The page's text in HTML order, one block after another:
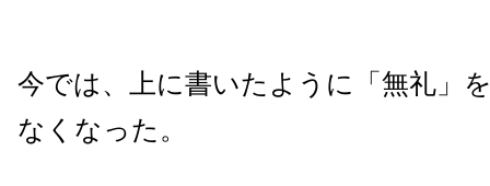
今では、上に書いたように「無礼」
なくなった。